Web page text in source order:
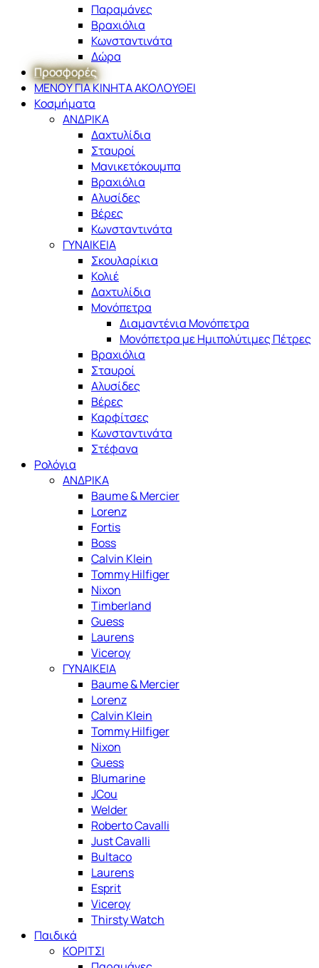
Παραμάνες
Βραχιόλια
Κωνσταντινάτα
Δώρα
Προσφορές
ΜΕΝΟΥ ΓΙΑ ΚΙΝΗΤΑ ΑΚΟΛΟΥΘΕΙ
Κοσμήματα
ΑΝΔΡΙΚΑ
Δαχτυλίδια
Σταυροί
Μανικετόκουμπα
Βραχιόλια
Αλυσίδες
Βέρες
Κωνσταντινάτα
ΓΥΝΑΙΚΕΙΑ
Σκουλαρίκια
Κολιέ
Δαχτυλίδια
Μονόπετρα
Διαμαντένια Μονόπετρα
Μονόπετρα με Ημιπολύτιμες Πέτρες
Βραχιόλια
Σταυροί
Αλυσίδες
Βέρες
Καρφίτσες
Κωνσταντινάτα
Στέφανα
Ρολόγια
ΑΝΔΡΙΚΑ
Baume & Mercier
Lorenz
Fortis
Boss
Calvin Klein
Tommy Hilfiger
Nixon
Timberland
Guess
Laurens
Viceroy
ΓΥΝΑΙΚΕΙΑ
Baume & Mercier
Lorenz
Calvin Klein
Tommy Hilfiger
Nixon
Guess
Blumarine
JCou
Welder
Roberto Cavalli
Just Cavalli
Bultaco
Laurens
Esprit
Viceroy
Thirsty Watch
Παιδικά
ΚΟΡΙΤΣΙ